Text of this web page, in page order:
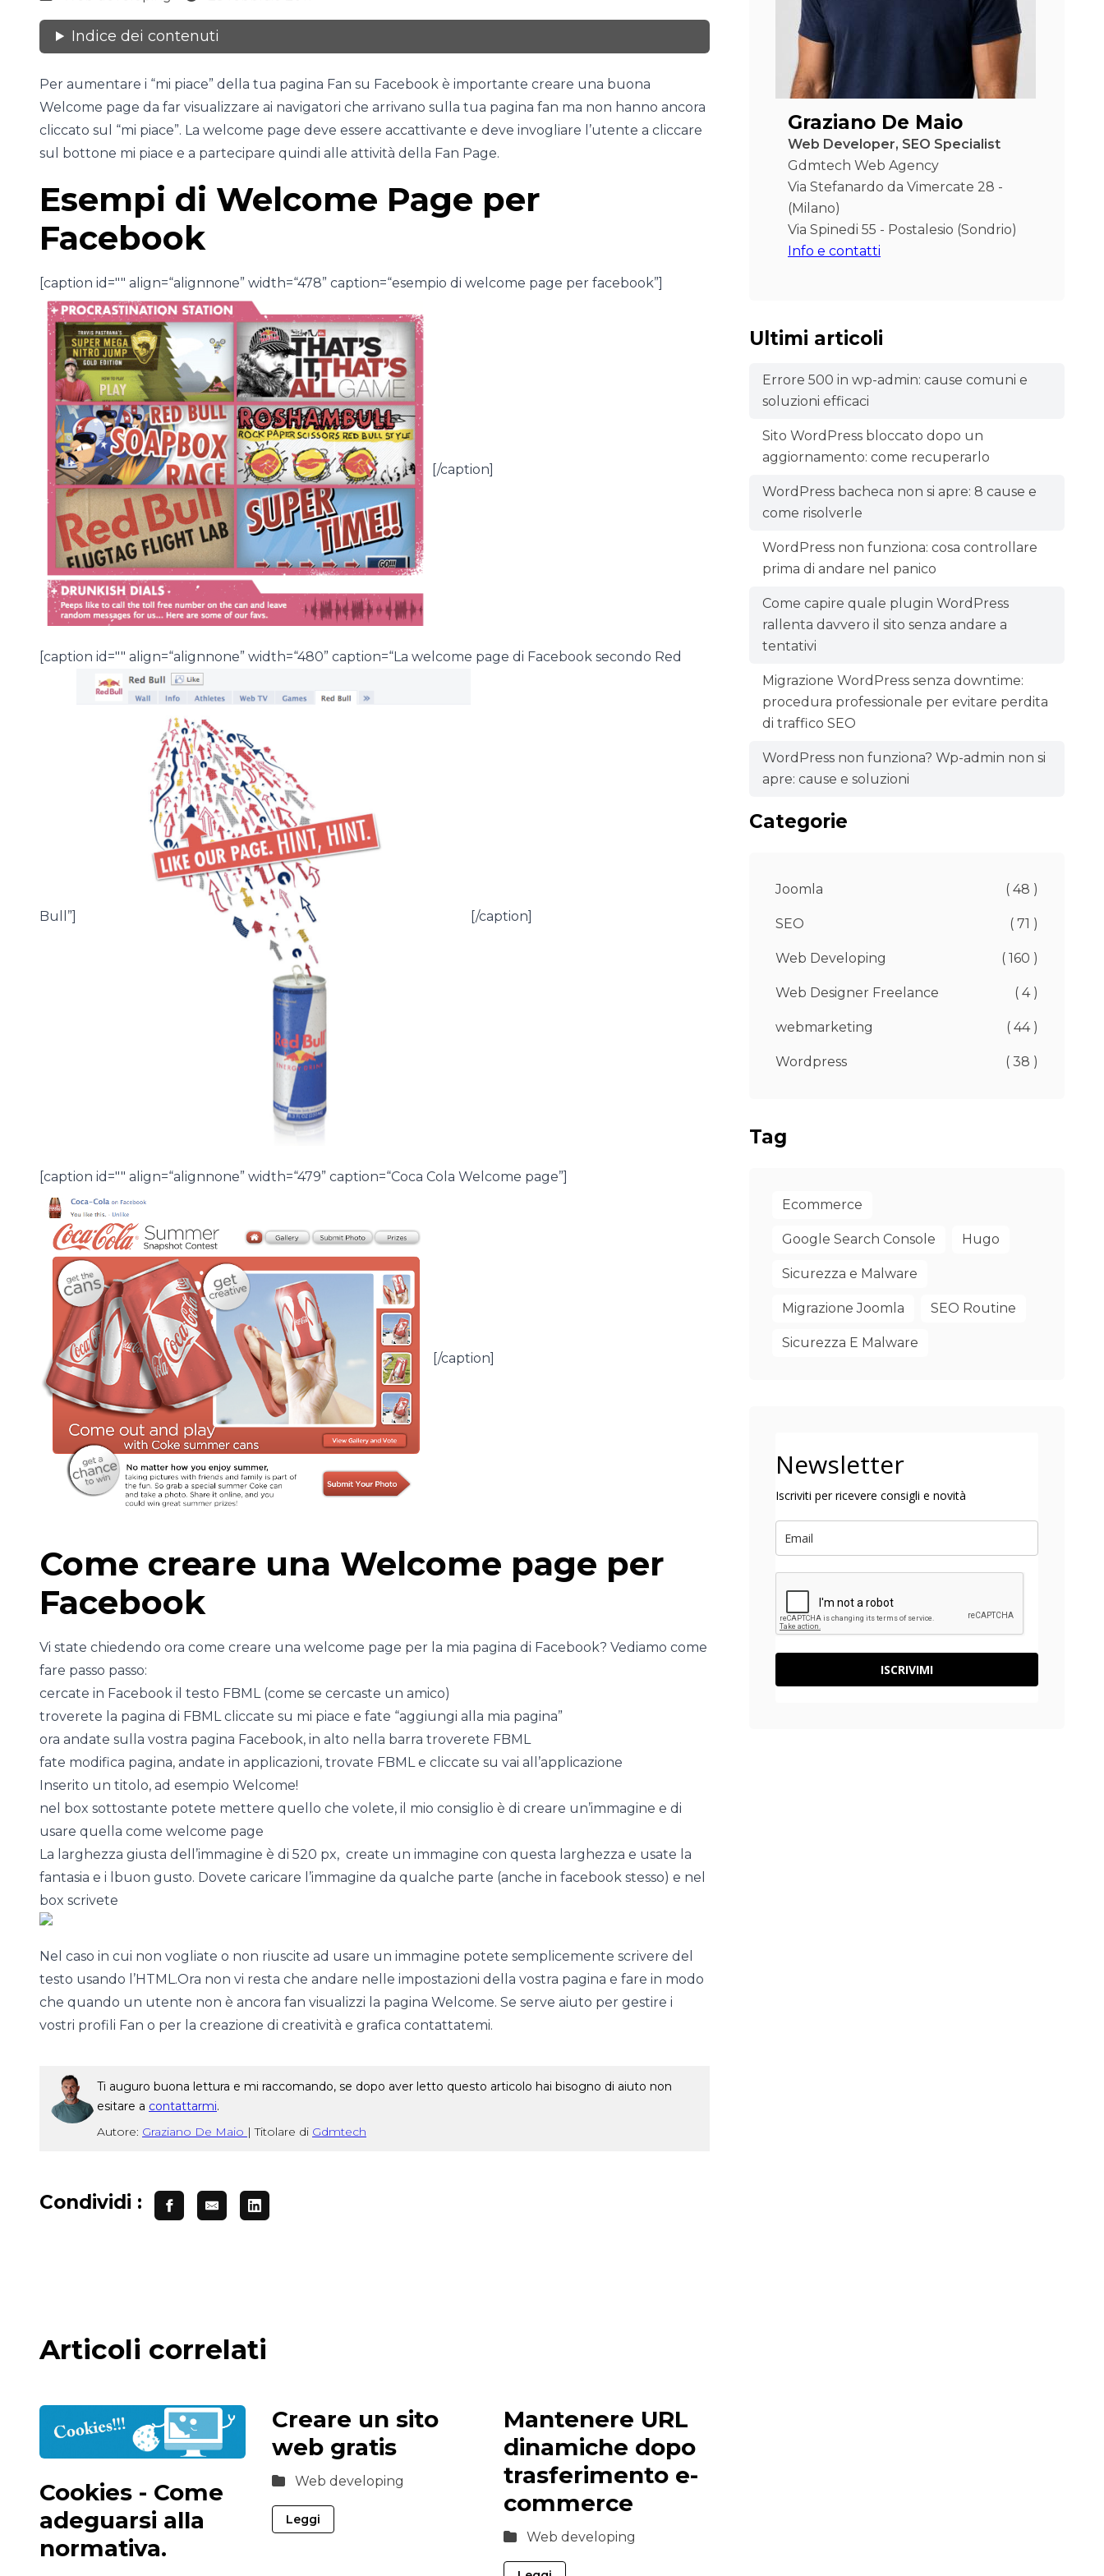
Indice dei contenuti
Per aumentare i “mi piace” della tua pagina Fan su Facebook è importante creare una buona
Welcome page da far visualizzare ai navigatori che arrivano sulla tua pagina fan ma non hanno ancora
cliccato sul “mi piace”. La welcome page deve essere accattivante e deve invogliare l’utente a cliccare
sul bottone mi piace e a partecipare quindi alle attività della Fan Page.
Esempi di Welcome Page per
Facebook
[caption id="" align=“alignnone” width=“478” caption=“esempio di welcome page per facebook”]
[/caption]
[caption id="" align=“alignnone” width=“480” caption=“La welcome page di Facebook secondo Red
Bull”] [/caption]
[caption id="" align=“alignnone” width=“479” caption=“Coca Cola Welcome page”]
[/caption]
Come creare una Welcome page per
Facebook
Vi state chiedendo ora come creare una welcome page per la mia pagina di Facebook? Vediamo come
fare passo passo:
cercate in Facebook il testo FBML (come se cercaste un amico)
troverete la pagina di FBML cliccate su mi piace e fate “aggiungi alla mia pagina”
ora andate sulla vostra pagina Facebook, in alto nella barra troverete FBML
fate modifica pagina, andate in applicazioni, trovate FBML e cliccate su vai all’applicazione
Inserito un titolo, ad esempio Welcome!
nel box sottostante potete mettere quello che volete, il mio consiglio è di creare un’immagine e di
usare quella come welcome page
La larghezza giusta dell’immagine è di 520 px, create un immagine con questa larghezza e usate la
fantasia e i lbuon gusto. Dovete caricare l’immagine da qualche parte (anche in facebook stesso) e nel
box scrivete
Nel caso in cui non vogliate o non riuscite ad usare un immagine potete semplicemente scrivere del
testo usando l’HTML.Ora non vi resta che andare nelle impostazioni della vostra pagina e fare in modo
che quando un utente non è ancora fan visualizzi la pagina Welcome. Se serve aiuto per gestire i
vostri profili Fan o per la creazione di creatività e grafica contattatemi.
Ti auguro buona lettura e mi raccomando, se dopo aver letto questo articolo hai bisogno di aiuto non
esitare a contattarmi.
Autore: Graziano De Maio | Titolare di Gdmtech
Condividi :
Articoli correlati
Cookies - Come
adeguarsi alla
normativa.
Creare un sito
web gratis
Web developing
Leggi
Mantenere URL
dinamiche dopo
trasferimento e-
commerce
Web developing
Graziano De Maio
Web Developer, SEO Specialist
Gdmtech Web Agency
Via Stefanardo da Vimercate 28 -
(Milano)
Via Spinedi 55 - Postalesio (Sondrio)
Info e contatti
Ultimi articoli
Errore 500 in wp-admin: cause comuni e
soluzioni efficaci
Sito WordPress bloccato dopo un
aggiornamento: come recuperarlo
WordPress bacheca non si apre: 8 cause e
come risolverle
WordPress non funziona: cosa controllare
prima di andare nel panico
Come capire quale plugin WordPress
rallenta davvero il sito senza andare a
tentativi
Migrazione WordPress senza downtime:
procedura professionale per evitare perdita
di traffico SEO
WordPress non funziona? Wp-admin non si
apre: cause e soluzioni
Categorie
Joomla ( 48 )
SEO ( 71 )
Web Developing ( 160 )
Web Designer Freelance ( 4 )
webmarketing ( 44 )
Wordpress ( 38 )
Tag
Ecommerce
Google Search Console Hugo
Sicurezza e Malware
Migrazione Joomla SEO Routine
Sicurezza E Malware
Newsletter
Iscriviti per ricevere consigli e novità
ISCRIVIMI